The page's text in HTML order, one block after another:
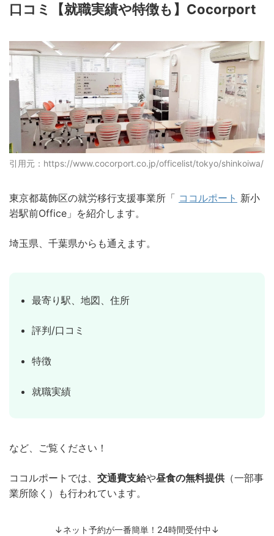
口コミ【就職実績や特徴も】Cocorport
引用元：https://www.cocorport.co.jp/officelist/tokyo/shinkoiwa/
東京都葛飾区の就労移行支援事業所「 ココルポート 新小
岩駅前Office」を紹介します。
埼玉県、千葉県からも通えます。
最寄り駅、地図、住所
評判/口コミ
特徴
就職実績
など、ご覧ください！
ココルポートでは、 交通費支給や昼食の無料提供 （一部事
業所除く）も行われています。
↓ネット予約が一番簡単！24時間受付中↓